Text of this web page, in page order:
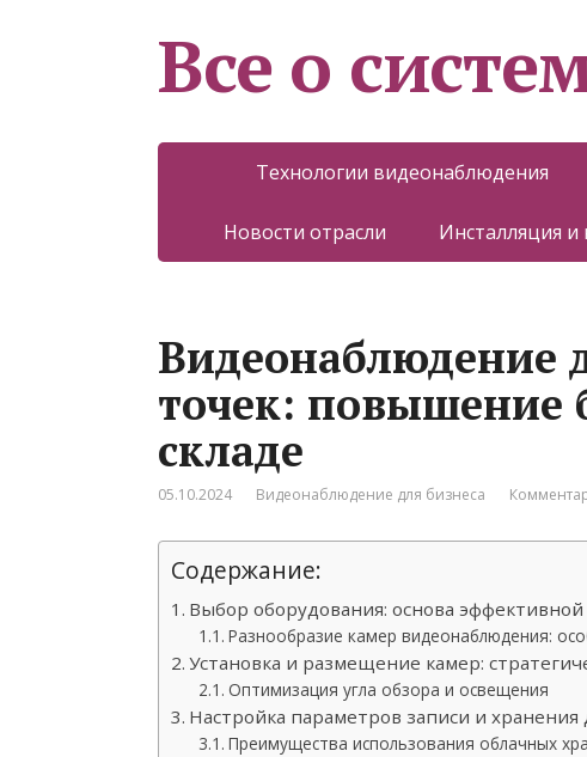
Все о
Технологии видеонаблюдения
Новости отрасли Инсталляция и
Видеонаблюдение
точек: повышение
складе
05.10.2024 Видеонаблюдение для бизнеса
Содержание:
Выбор оборудования: основа
Разнообразие камер видеонаблюдения:
Установка и размещение камер:
Оптимизация угла обзора и освещения
Настройка параметров записи и
Преимущества использования облачных